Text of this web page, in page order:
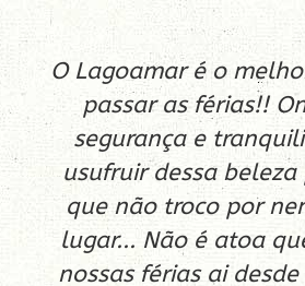
O Lagoamar é o
passar as férias!!
segurança e
usufruir dessa beleza
que não troco por
lugar... Não é atoa
nossas férias ai